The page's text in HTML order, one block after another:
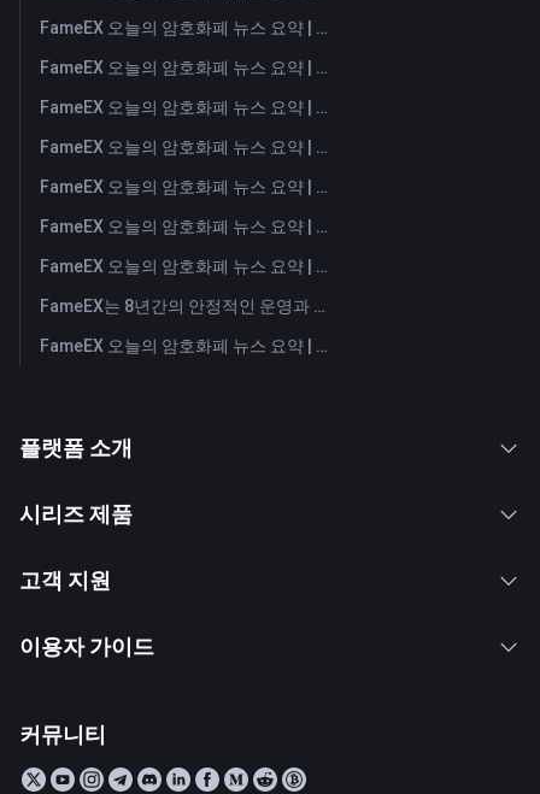
FameEX 오늘의 암호화폐 뉴스 요약 | 2026년 8월 6일
FameEX 오늘의 암호화폐 뉴스 요약 | 2026년 8월 5일
FameEX 오늘의 암호화폐 뉴스 요약 | 2026년 8월 4일
FameEX 오늘의 암호화폐 뉴스 요약 | 2026년 8월 3일
FameEX 오늘의 암호화폐 뉴스 요약 | 2026년 7월 31일
FameEX 오늘의 암호화폐 뉴스 요약 | 2026년 7월 30일
FameEX 오늘의 암호화폐 뉴스 요약 | 2026년 7월 29일
FameEX는 8년간의 안정적인 운영과 글로벌 성장을 통해 사용자 신뢰를 더욱 강화했습니다
FameEX 오늘의 암호화폐 뉴스 요약 | 2026년 7월 28일
플랫폼 소개
시리즈 제품
고객 지원
이용자 가이드
커뮤니티